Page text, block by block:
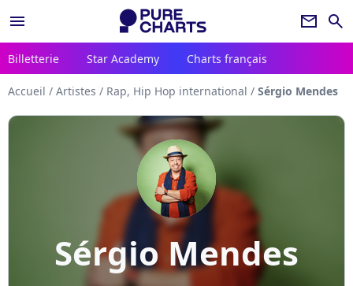
menu newsletter search
Billetterie Star Academy Charts français
Accueil / Artistes / Rap, Hip Hop international / Sérgio Mendes
Sérgio Mendes